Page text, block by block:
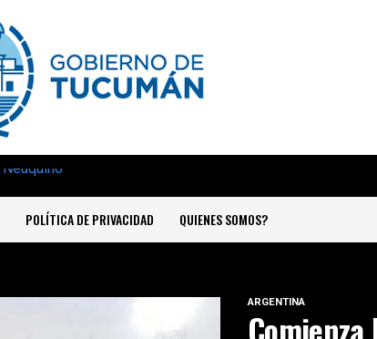
POLÍTICA DE PRIVACIDAD QUIENES SOMOS?
ARGENTINA
Comienza